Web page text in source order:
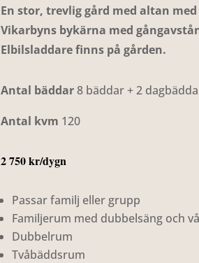
En stor, trevlig gård med altan
Vikarbyns bykärna med
Elbilsladdare finns på gården.
Antal bäddar8 bäddar + 2
Antal kvm 120
2 750 kr/dygn
Passar familj eller grupp
Familjerum med dubbelsäng och
Dubbelrum
Tvåbäddsrum